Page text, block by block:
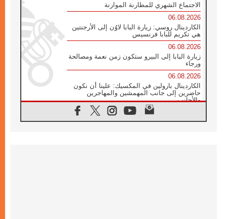
الاجتماع الشهري للمطارنة الموارنة
06.08.2026
الكاردينال روسي: زيارة البابا لاوُن إلى الأرجنتين
هي تكريم للبابا فرنسيس
06.08.2026
زيارة البابا إلى البيرو ستكون زمن نعمة ومصالحة
ورجاء
06.08.2026
الكاردينال بارولين في المكسيك: علينا أن نكون
حاضرين إلى جانب المهمشين والمهاجرين
والأجانب
البابا لاوُن الرابع عشر للشباب في أسيزي: